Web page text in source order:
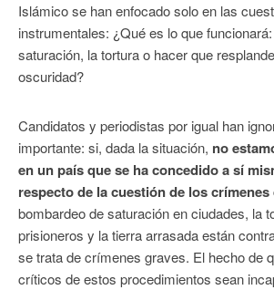
Islámico se han enfocado solo en las
instrumentales: ¿Qué es lo que
saturación, la tortura o hacer que
oscuridad?
Candidatos y periodistas por igual han
importante: si, dada la situación, no
en un país que se ha concedido a sí
respecto de la cuestión de los crímenes
bombardeo de saturación en ciudades, la
prisioneros y la tierra arrasada están
se trata de crímenes graves. El hecho de
críticos de estos procedimientos sean